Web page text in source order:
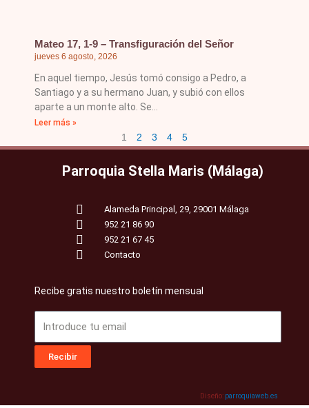
Mateo 17, 1-9 – Transfiguración del Señor
jueves 6 agosto, 2026
En aquel tiempo, Jesús tomó consigo a Pedro, a
Santiago y a su hermano Juan, y subió con ellos
aparte a un monte alto. Se
Leer más »
1 2 3 4 5
Parroquia Stella Maris (Málaga)
Alameda Principal, 29, 29001 Málaga
952 21 86 90
952 21 67 45
Contacto
Recibe gratis nuestro boletín mensual
Recibir
Diseño: parroquiaweb.es